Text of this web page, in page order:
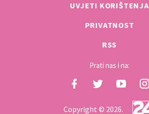
UVJETI KORIŠTENJA
PRIVATNOST
RSS
Prati nas i na:
Copyright © 2026.